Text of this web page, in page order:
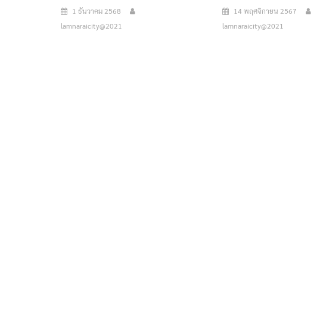
1 ธันวาคม 2568
lamnaraicity@2021
14 พฤศจิกายน 2567
lamnaraicity@2021